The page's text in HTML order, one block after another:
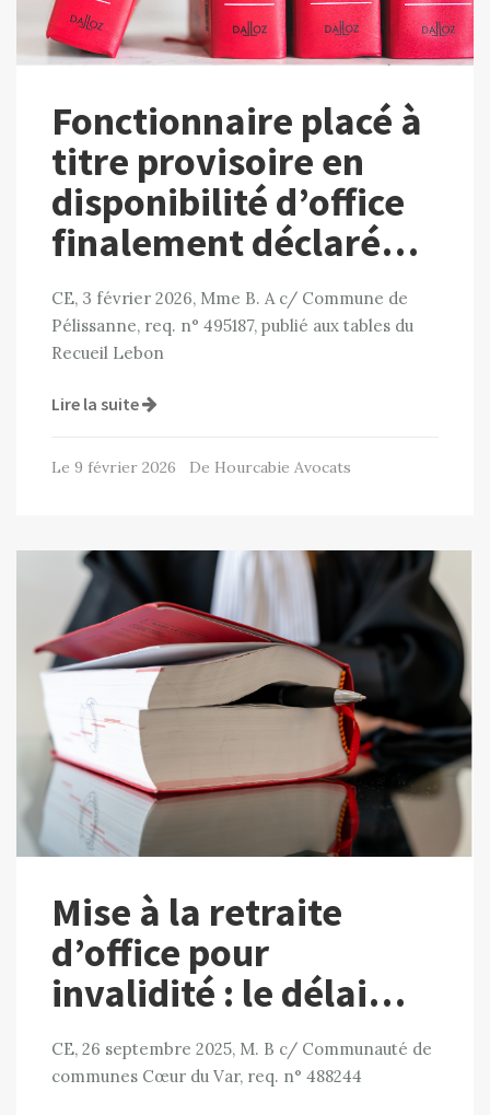
Fonctionnaire placé à
titre provisoire en
disponibilité d’office
finalement déclaré…
CE, 3 février 2026, Mme B. A c/ Commune de
Pélissanne, req. n° 495187, publié aux tables du
Recueil Lebon
Lire la suite
Le 9 février 2026 De Hourcabie Avocats
Mise à la retraite
d’office pour
invalidité : le délai…
CE, 26 septembre 2025, M. B c/ Communauté de
communes Cœur du Var, req. n° 488244